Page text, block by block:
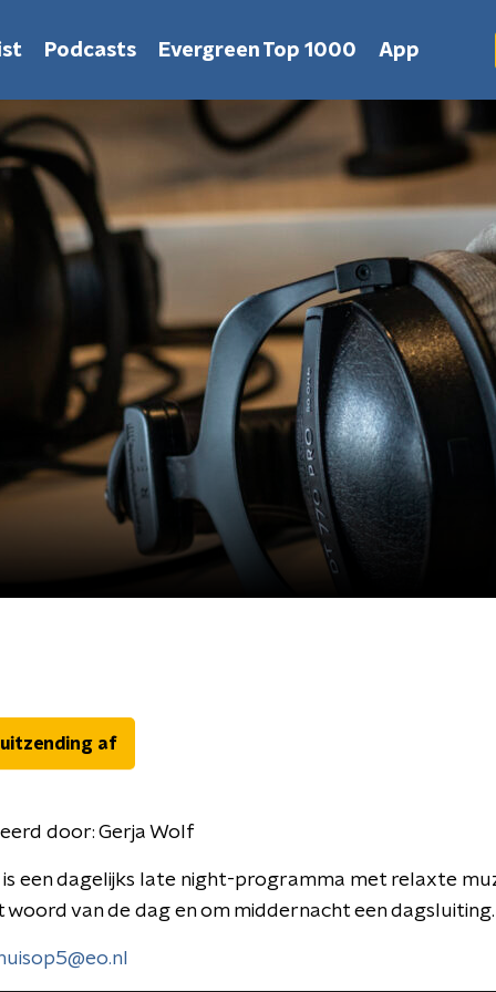
Podcasts Evergreen Top 1000 App
uitzending af
door: Gerja Wolf
is een dagelijks late night-programma met relaxte
woord van de dag en om middernacht een dagsluiting.